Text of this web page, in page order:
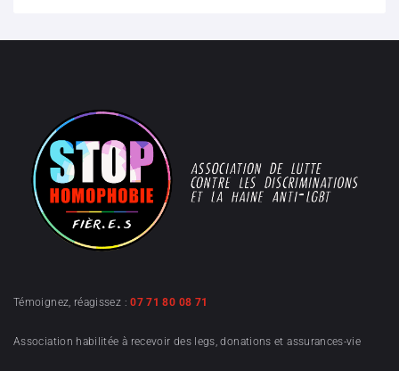
Témoignez, réagissez :07 71 80 08 71
Association habilitée à recevoir des legs, donations et assurances-vie